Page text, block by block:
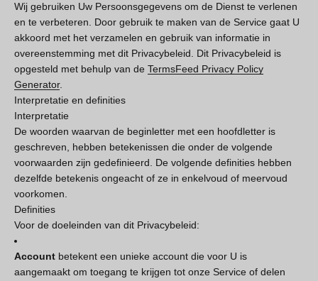
Wij gebruiken Uw Persoonsgegevens om de Dienst te verlenen
en te verbeteren. Door gebruik te maken van de Service gaat U
akkoord met het verzamelen en gebruik van informatie in
overeenstemming met dit Privacybeleid. Dit Privacybeleid is
opgesteld met behulp van de TermsFeed Privacy Policy
Generator.
Interpretatie en definities
Interpretatie
De woorden waarvan de beginletter met een hoofdletter is
geschreven, hebben betekenissen die onder de volgende
voorwaarden zijn gedefinieerd. De volgende definities hebben
dezelfde betekenis ongeacht of ze in enkelvoud of meervoud
voorkomen.
Definities
Voor de doeleinden van dit Privacybeleid:
Account betekent een unieke account die voor U is
aangemaakt om toegang te krijgen tot onze Service of delen